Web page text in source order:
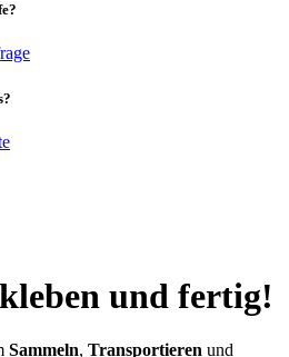
und fertig!
Sammeln, Transportieren und